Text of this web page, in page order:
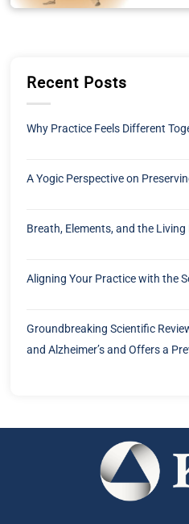
Recent Posts
Why Practice Feels Different
A Yogic Perspective on
Breath, Elements, and the Living
Aligning Your Practice with the
Groundbreaking Scientific
and Alzheimer’s and Offers a